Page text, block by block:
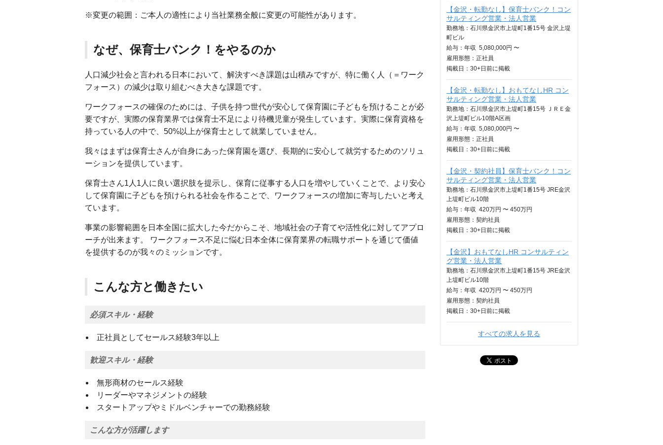
※変更の範囲：ご本人の適性により当社業務全般に変更の可能性があります。
なぜ、保育士バンク！をやるのか
人口減少社会と言われる日本において、解決すべき課題は山積みですが、特に働く人（＝ワーク
フォース）の減少は取り組むべき大きな課題です。
ワークフォースの確保のためには、子供を持つ世代が安心して保育園に子どもを預けることが必
要ですが、実際の保育業界では保育士不足により待機児童が発生しています。実際に保育資格を
持っている人の中で、50%以上が保育士として就業していません。
我々はまずは保育士さんが自身にあった保育園を選び、長期的に安心して就労するためのソリュ
ーションを提供しています。
保育士さん1人1人に良い選択肢を提示し、保育に従事する人口を増やしていくことで、より安心
して保育園に子どもを預けられる社会を作ることで、ワークフォースの増加に寄与したいと考え
ています。
事業の影響範囲を日本全国に拡大した今だからこそ、地域社会の子育てや活性化に対してアプロ
ーチが出来ます。 ワークフォース不足に悩む日本全体に保育業界の転職サポートを通じて価値
を提供するのが我々のミッションです。
こんな方と働きたい
必須スキル・経験
正社員としてセールス経験3年以上
歓迎スキル・経験
無形商材のセールス経験
リーダーやマネジメントの経験
スタートアップやミドルベンチャーでの勤務経験
こんな方が活躍します
【金沢・転勤なし】保育士バンク！コン
サルティング営業・法人営業
勤務地：石川県金沢市上堤町1番15号 金沢上堤
町ビル
給与： 年収 5,080,000円 〜
雇用形態：正社員
掲載日： 30+日 前に掲載
【金沢・転勤なし】おもてなしHR コン
サルティング営業・法人営業
勤務地：石川県金沢市上堤町1番15号 ＪＲＥ金
沢上堤町ビル10階A区画
給与： 年収 5,080,000円 〜
雇用形態：正社員
掲載日： 30+日 前に掲載
【金沢・契約社員】保育士バンク！コン
サルティング営業・法人営業
勤務地：石川県金沢市上堤町1番15号 JRE金沢
上堤町ビル10階
給与： 年収 420万円 〜 450万円
雇用形態：契約社員
掲載日： 30+日 前に掲載
【金沢】おもてなしHR コンサルティン
グ営業・法人営業
勤務地：石川県金沢市上堤町1番15号 JRE金沢
上堤町ビル10階
給与： 年収 420万円 〜 450万円
雇用形態：契約社員
掲載日： 30+日 前に掲載
すべての求人を見る